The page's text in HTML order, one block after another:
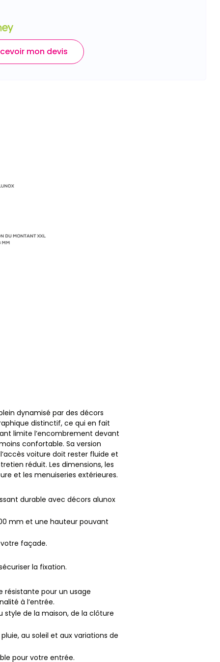
mon devis
dynamisé par des décors
distinctif, ce qui en fait
limite l’encombrement devant
confortable. Sa version
voiture doit rester fluide et
réduit. Les dimensions, les
et les menuiseries extérieures.
durable avec décors alunox
mm et une hauteur pouvant
façade.
la fixation.
pour un usage
à l’entrée.
style de la maison, de la clôture
au soleil et aux variations de
pour votre entrée.